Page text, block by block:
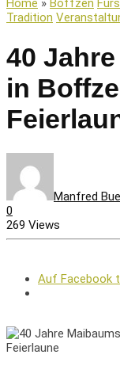
Tradition
40
in
Manfred
0
269 Views
Auf Facebook